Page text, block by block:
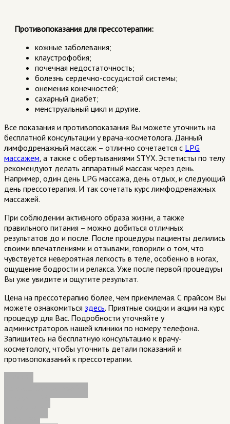
Противопоказания для прессотерапии:
кожные заболевания;
клаустрофобия;
почечная недостаточность;
болезнь сердечно-сосудистой системы;
онемения конечностей;
сахарный диабет;
менструальный цикл и другие.
Все показания и противопоказания Вы можете уточнить на
бесплатной консультации у врача-косметолога. Данный
лимфодренажный массаж – отлично сочетается с LPG
массажем , а также с обертываниями STYX. Эстетисты по телу
рекомендуют делать аппаратный массаж через день.
Например, один день LPG массажа, день отдых, и следующий
день прессотерапия. И так сочетать курс лимфодренажных
массажей.
При соблюдении активного образа жизни, а также
правильного питания – можно добиться отличных
результатов до и после. После процедуры пациенты делились
своими впечатлениями и отзывами, говорили о том, что
чувствуется невероятная легкость в теле, особенно в ногах,
ощущение бодрости и релакса. Уже после первой процедуры
Вы уже увидите и ощутите результат.
Цена на прессотерапию более, чем приемлемая. С прайсом Вы
можете ознакомиться здесь. Приятные скидки и акции на курс
процедур для Вас. Подробности уточняйте у
администраторов нашей клиники по номеру телефона.
Запишитесь на бесплатную консультацию к врачу-
косметологу, чтобы уточнить детали показаний и
противопоказаний к прессотерапии.